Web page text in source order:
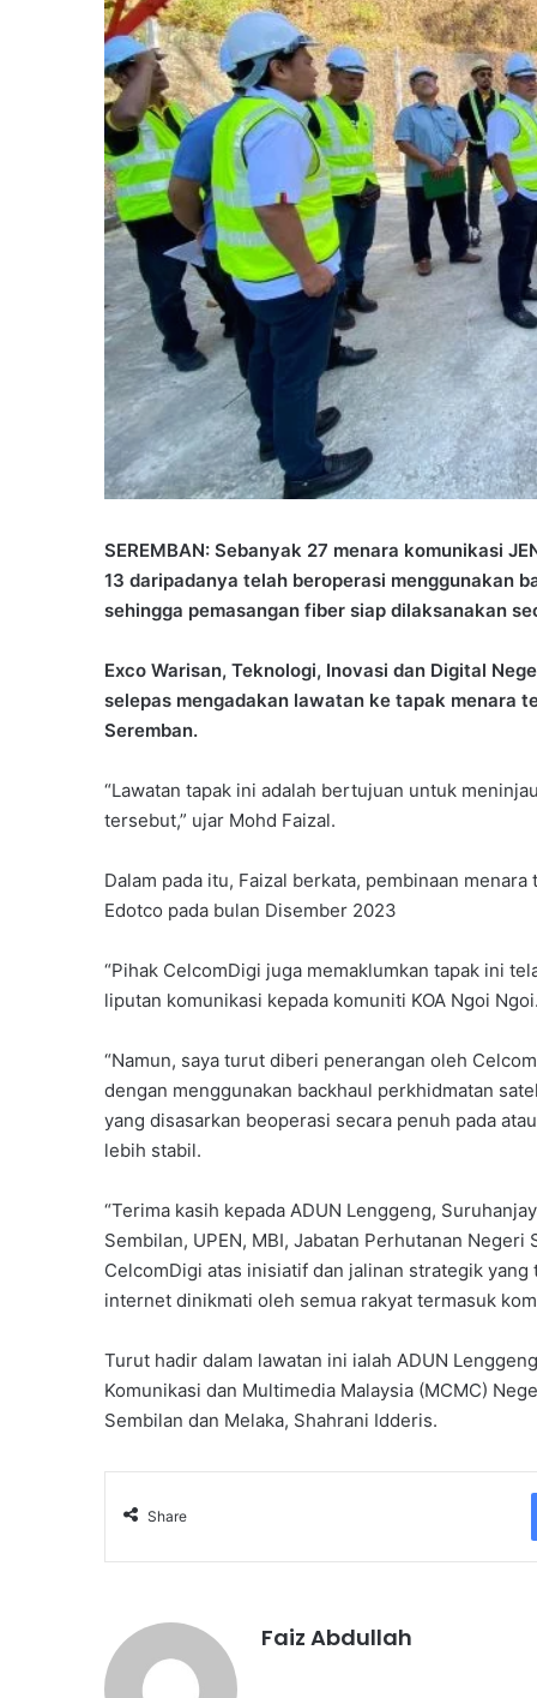
SEREMBAN: Sebanyak 27 menara komunikasi
13 daripadanya telah beroperasi menggunakan
sehingga pemasangan fiber siap dilaksanakan
Exco Warisan, Teknologi, Inovasi dan Digital
selepas mengadakan lawatan ke tapak menara
Seremban.
“Lawatan tapak ini adalah bertujuan untuk
tersebut,” ujar Mohd Faizal.
Dalam pada itu, Faizal berkata, pembinaan
Edotco pada bulan Disember 2023
“Pihak CelcomDigi juga memaklumkan tapak ini
liputan komunikasi kepada komuniti KOA Ngoi Ngoi.
“Namun, saya turut diberi penerangan oleh
dengan menggunakan backhaul perkhidmatan
yang disasarkan beoperasi secara penuh pada
lebih stabil.
“Terima kasih kepada ADUN Lenggeng,
Sembilan, UPEN, MBI, Jabatan Perhutanan
CelcomDigi atas inisiatif dan jalinan strategik
internet dinikmati oleh semua rakyat termasuk
Turut hadir dalam lawatan ini ialah ADUN
Komunikasi dan Multimedia Malaysia (MCMC)
Sembilan dan Melaka, Shahrani Idderis.
Share
Faiz Abdullah